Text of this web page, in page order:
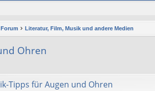
Literatur, Film, Musik und andere Medien
Ohren
Tipps für Augen und Ohren